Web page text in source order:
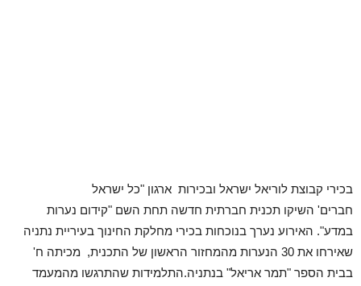
בכירי קבוצת לוריאל ישראל ובכירות ארגון "כל ישראל
חברים' השיקו תכנית חברתית חדשה תחת השם "קידום נערות
במדע". האירוע נערך בנוכחות בכירי מחלקת החינוך בעיריית נתניה
שאירחו את 30 הנערות מהמחזור הראשון של התכנית, מכיתה ח'
בבית הספר "תמר אריאל" בנתניה.התלמידות שהתרגשו מהמעמד